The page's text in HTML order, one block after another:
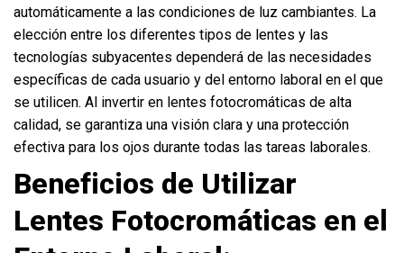
automáticamente a las condiciones de luz cambiantes. La
elección entre los diferentes tipos de lentes y las
tecnologías subyacentes dependerá de las necesidades
específicas de cada usuario y del entorno laboral en el que
se utilicen. Al invertir en lentes fotocromáticas de alta
calidad, se garantiza una visión clara y una protección
efectiva para los ojos durante todas las tareas laborales.
Beneficios de Utilizar
Lentes Fotocromáticas en el